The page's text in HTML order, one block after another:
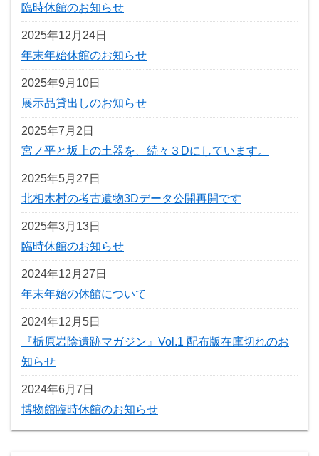
臨時休館のお知らせ
2025年12月24日
年末年始休館のお知らせ
2025年9月10日
展示品貸出しのお知らせ
2025年7月2日
宮ノ平と坂上の土器を、続々３Dにしています。
2025年5月27日
北相木村の考古遺物3Dデータ公開再開です
2025年3月13日
臨時休館のお知らせ
2024年12月27日
年末年始の休館について
2024年12月5日
『栃原岩陰遺跡マガジン』Vol.1 配布版在庫切れのお
知らせ
2024年6月7日
博物館臨時休館のお知らせ